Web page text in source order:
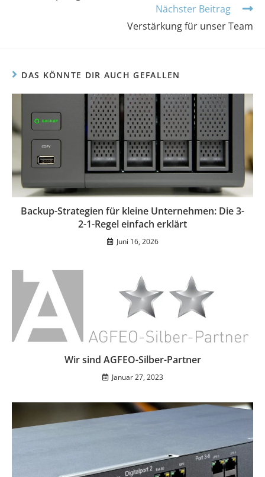
Nächster Beitrag
Verstärkung für unser Team
DAS KÖNNTE DIR AUCH GEFALLEN
Backup-Strategien für kleine Unternehmen: Die 3-
2-1-Regel einfach erklärt
Juni 16, 2026
Wir sind AGFEO-Silber-Partner
Januar 27, 2023